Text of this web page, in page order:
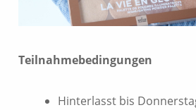
Teilnahmebedingungen
Hinterlasst bis